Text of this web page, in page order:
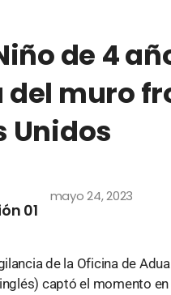
de 4
muro
Unidos
01
mayo 24, 2023
de la Oficina de
captó el momento